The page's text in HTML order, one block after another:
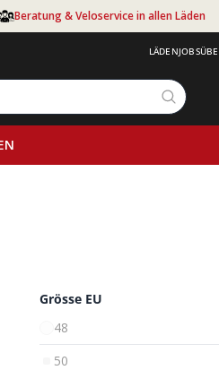
Beratung & Veloservice in allen Läden
LÄDENJOBS
Grösse EU
48
50